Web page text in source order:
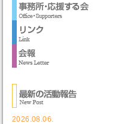
2026.08.06.